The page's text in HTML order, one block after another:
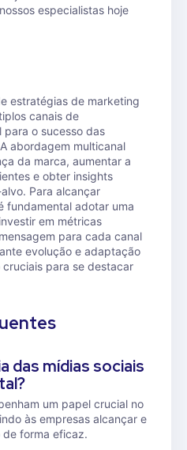
especialistas hoje
estratégias de marketing
canais de
para o sucesso das
abordagem multicanal
da marca, aumentar a
e obter insights
Para alcançar
fundamental adotar uma
em métricas
para cada canal
evolução e adaptação
para se destacar
das mídias sociais
um papel crucial no
às empresas alcançar e
forma eficaz.